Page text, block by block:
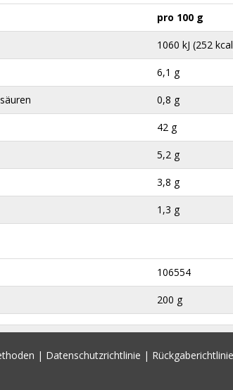
pro 100 g
1060 kJ (252
6,1 g
0,8 g
42 g
5,2 g
3,8 g
1,3 g
106554
200 g
| Datenschutzrichtlinie | Rückgaberichtlinie